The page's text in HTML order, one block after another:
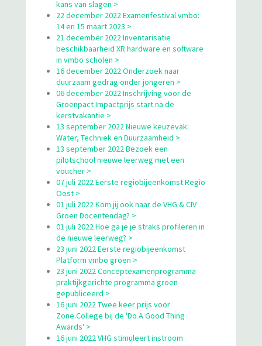
kans van slagen >
22 december 2022 Examenfestival vmbo:
14 en 15 maart 2023 >
21 december 2022 Inventarisatie
beschikbaarheid XR hardware en software
in vmbo scholen >
16 december 2022 Onderzoek naar
duurzaam gedrag onder jongeren >
06 december 2022 Inschrijving voor de
Groenpact Impactprijs start na de
kerstvakantie >
13 september 2022 Nieuwe keuzevak:
Water, Techniek en Duurzaamheid >
13 september 2022 Bezoek een
pilotschool nieuwe leerweg met een
voucher >
07 juli 2022 Eerste regiobijeenkomst Regio
Oost >
01 juli 2022 Kom jij ook naar de VHG & CIV
Groen Docentendag? >
01 juli 2022 Hoe ga je je straks profileren in
de nieuwe leerweg? >
23 juni 2022 Eerste regiobijeenkomst
Platform vmbo groen >
23 juni 2022 Conceptexamenprogramma
praktijkgerichte programma groen
gepubliceerd >
16 juni 2022 Twee keer prijs voor
Zone.College bij de 'Do A Good Thing
Awards' >
16 juni 2022 VHG stimuleert instroom